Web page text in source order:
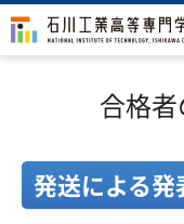
専攻科
入学案内
合格者
発送による発